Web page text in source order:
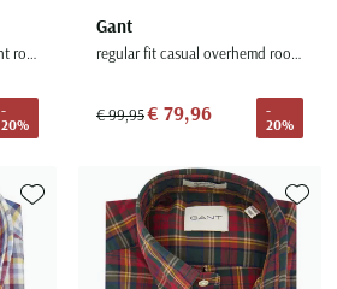
Regular fit overhemd geprint rood katoen
-
20%
Gant
regular fit casual overhemd rood gestreept
€ 99,95€ 79,96
-
20%
Toevoegen aan favorieten